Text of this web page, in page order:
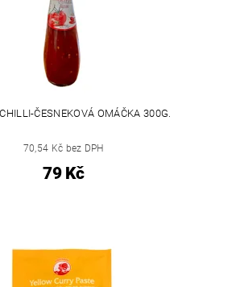
ČESNEKOVÁ OMÁČKA 300G.
70,54 Kč bez DPH
79 Kč